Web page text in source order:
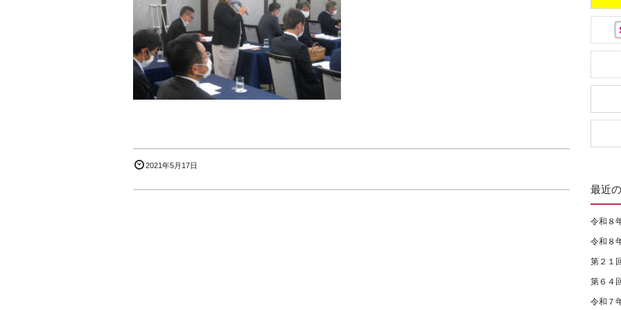
2021年5月17日
最近
令和８
令和８
第２１
第６４
令和７